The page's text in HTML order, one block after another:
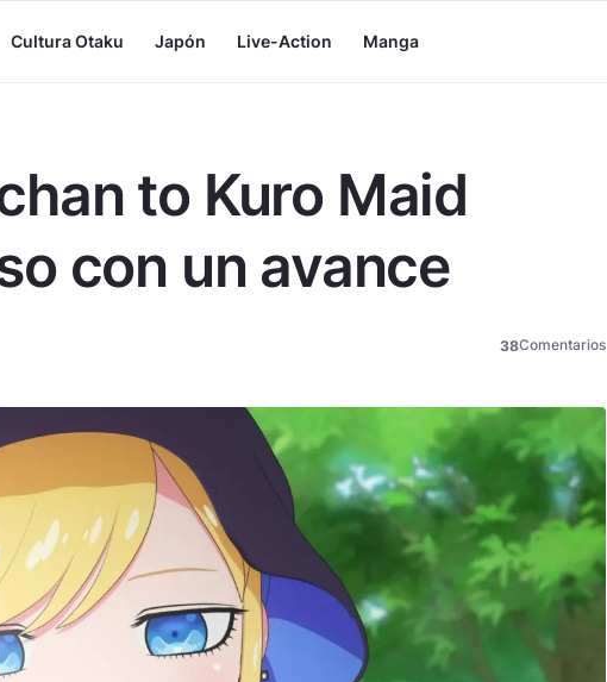
Cultura Otaku Japón Live-Action Manga
to Kuro Maid
con un avance
38Comentarios